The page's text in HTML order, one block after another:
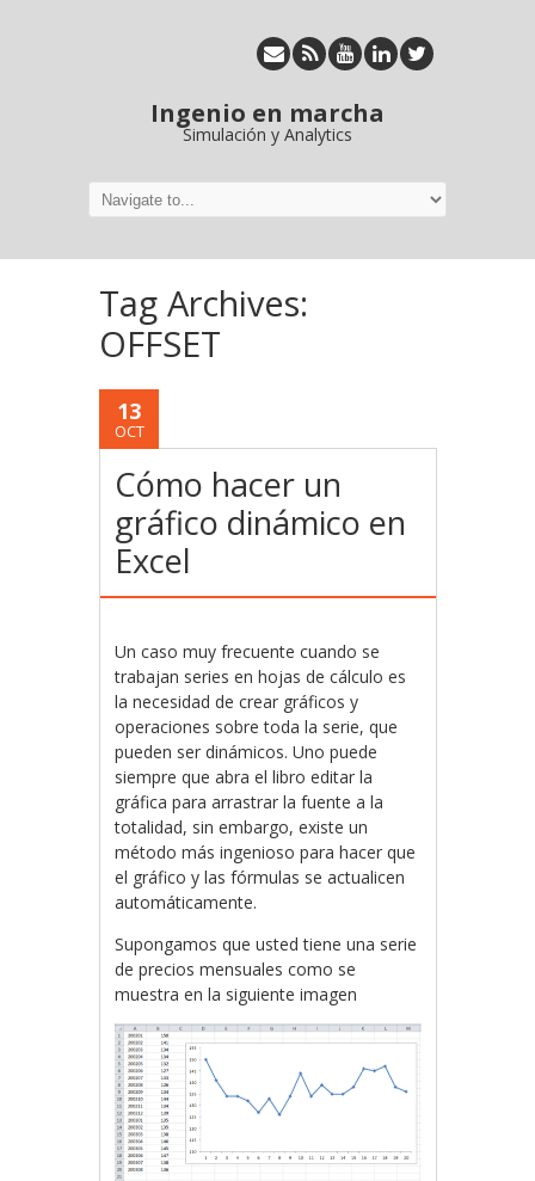
Ingenio en marcha
Simulación y Analytics
Tag Archives:
OFFSET
13
OCT
Cómo hacer un
gráfico dinámico en
Excel
Un caso muy frecuente cuando se
trabajan series en hojas de cálculo es
la necesidad de crear gráficos y
operaciones sobre toda la serie, que
pueden ser dinámicos. Uno puede
siempre que abra el libro editar la
gráfica para arrastrar la fuente a la
totalidad, sin embargo, existe un
método más ingenioso para hacer que
el gráfico y las fórmulas se actualicen
automáticamente.
Supongamos que usted tiene una serie
de precios mensuales como se
muestra en la siguiente imagen